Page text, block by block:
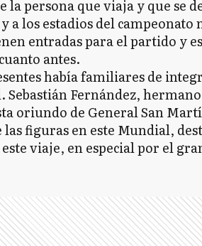
persona que viaja y que se
a los estadios del campeonato
entradas para el partido y
antes.
había familiares de
Sebastián Fernández,
oriundo de General San
figuras en este Mundial,
viaje, en especial por el